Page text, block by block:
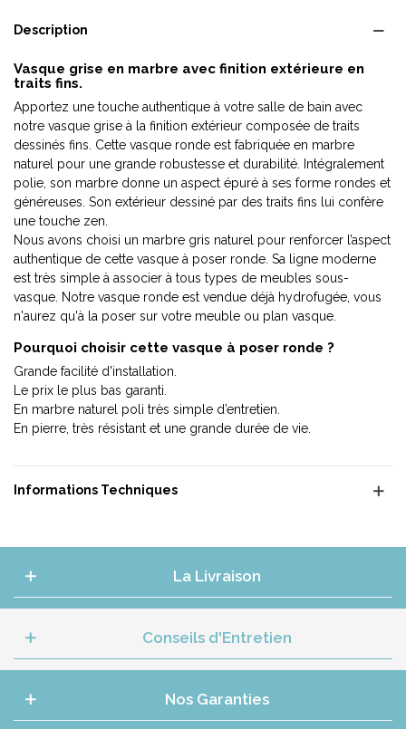
Description
Vasque grise en marbre avec finition extérieure en
traits fins.
Apportez une touche authentique à votre salle de bain avec
notre vasque grise à la finition extérieur composée de traits
dessinés fins. Cette vasque ronde est fabriquée en marbre
naturel pour une grande robustesse et durabilité. Intégralement
polie, son marbre donne un aspect épuré à ses forme rondes et
généreuses. Son extérieur dessiné par des traits fins lui confère
une touche zen.
Nous avons choisi un marbre gris naturel pour renforcer l’aspect
authentique de cette vasque à poser ronde. Sa ligne moderne
est très simple à associer à tous types de meubles sous-
vasque. Notre vasque ronde est vendue déjà hydrofugée, vous
n'aurez qu'à la poser sur votre meuble ou plan vasque.
Pourquoi choisir cette vasque à poser ronde ?
Grande facilité d'installation.
Le prix le plus bas garanti.
En marbre naturel poli très simple d’entretien.
En pierre, très résistant et une grande durée de vie.
Informations Techniques
La Livraison
Conseils d'Entretien
Nos Garanties